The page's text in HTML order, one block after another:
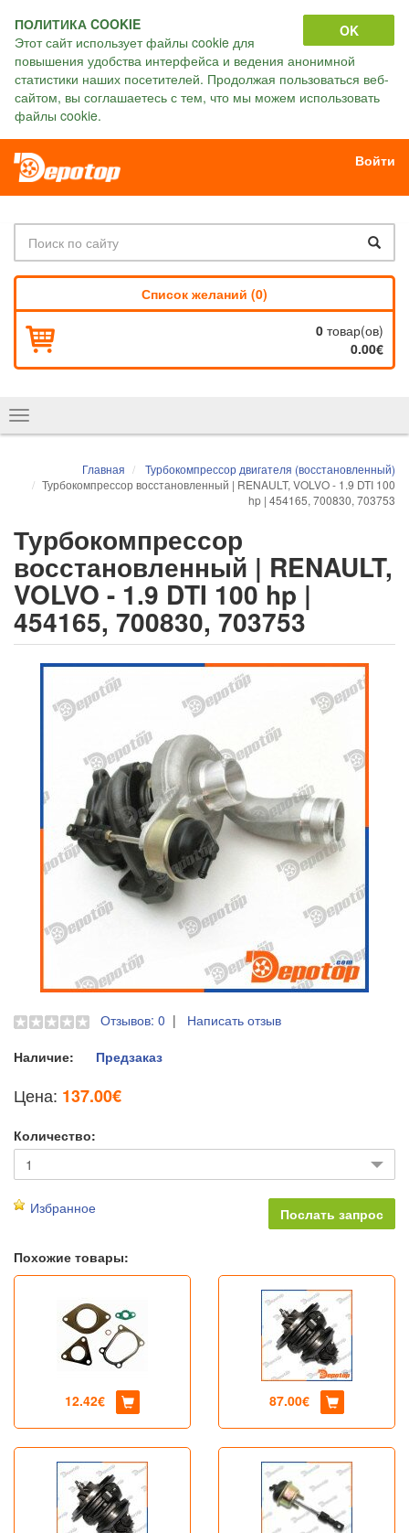
OK
ПОЛИТИКА COOKIE
Этот сайт использует файлы cookie для
повышения удобства интерфейса и ведения анонимной
статистики наших посетителей. Продолжая пользоваться веб-
сайтом, вы соглашаетесь с тем, что мы можем использовать
файлы cookie.
Войти
Список желаний (0)
0 товар(ов)
0.00€
Показать
навигацию
Главная
Турбокомпрессор двигателя (восстановленный)
Турбокомпрессор восстановленный | RENAULT, VOLVO - 1.9 DTI 100
hp | 454165, 700830, 703753
Турбокомпрессор
восстановленный | RENAULT,
VOLVO - 1.9 DTI 100 hp |
454165, 700830, 703753
Отзывов: 0 | Написать отзыв
Наличие:
Предзаказ
Цена: 137.00€
Количество:
Избранное
Похожие товары:
12.42€ 87.00€